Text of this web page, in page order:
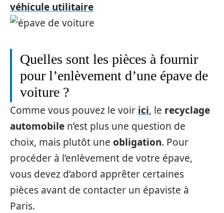
véhicule utilitaire
Quelles sont les pièces à fournir
pour l’enlèvement d’une épave de
voiture ?
Comme vous pouvez le voir ici, le recyclage
automobile n’est plus une question de
choix, mais plutôt une obligation. Pour
procéder à l’enlèvement de votre épave,
vous devez d’abord apprêter certaines
pièces avant de contacter un épaviste à
Paris.